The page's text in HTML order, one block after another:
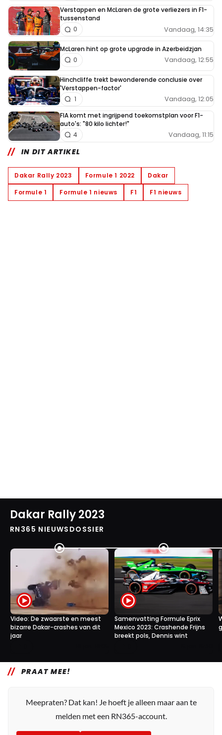
Verstappen en McLaren de grote verliezers in F1-
tussenstand
Vandaag, 14:35
0
McLaren hint op grote upgrade in Azerbeidzjan
Vandaag, 12:55
0
Hinchcliffe trekt bewonderende conclusie over
'Verstappen-factor'
Vandaag, 12:05
1
FIA komt met ingrijpend toekomstplan voor F1-
auto's: "80 kilo lichter!"
Vandaag, 11:15
4
IN DIT ARTIKEL
Dakar Rally 2023 Formule 1 2022
Dakar
Formule 1
Formule 1 nieuws F1 F1 nieuws
Dakar Rally 2023
RN365 NIEUWSDOSSIER
Video: De zwaarste en meest
bizarre Dakar-crashes van dit
jaar
Samenvatting Formule Eprix
Mexico 2023: Crashende Frijns
breekt pols, Dennis wint
PRAAT MEE!
Meepraten? Dat kan! Je hoeft je alleen maar aan te
melden met een RN365-account.